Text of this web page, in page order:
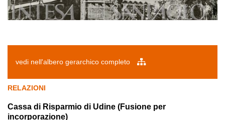
vedi nell'albero gerarchico completo
RELAZIONI
Cassa di Risparmio di Udine (Fusione per
incorporazione)